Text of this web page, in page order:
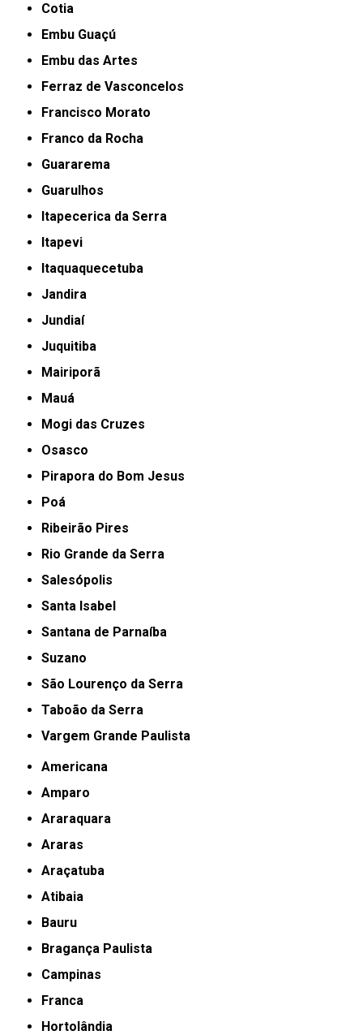
Cotia
Embu Guaçú
Embu das Artes
Ferraz de Vasconcelos
Francisco Morato
Franco da Rocha
Guararema
Guarulhos
Itapecerica da Serra
Itapevi
Itaquaquecetuba
Jandira
Jundiaí
Juquitiba
Mairiporã
Mauá
Mogi das Cruzes
Osasco
Pirapora do Bom Jesus
Poá
Ribeirão Pires
Rio Grande da Serra
Salesópolis
Santa Isabel
Santana de Parnaíba
Suzano
São Lourenço da Serra
Taboão da Serra
Vargem Grande Paulista
Americana
Amparo
Araraquara
Araras
Araçatuba
Atibaia
Bauru
Bragança Paulista
Campinas
Franca
Hortolândia